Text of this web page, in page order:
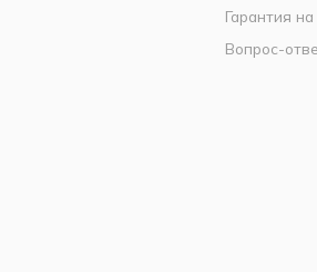
Гарантия
Вопрос-